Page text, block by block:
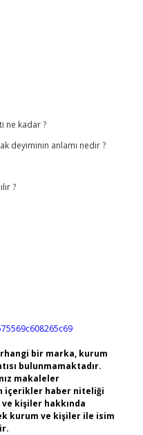
ne kadar ?
deyiminin anlamı nedir ?
?
bir marka, kurum
bulunmamaktadır.
makaleler
içerikler haber niteliği
kişiler hakkında
kurum ve kişiler ile isim